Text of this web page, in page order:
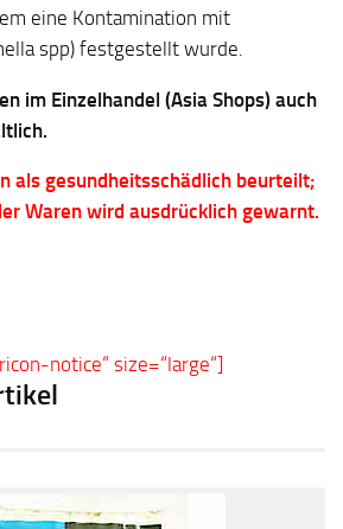
eine Kontamination mit
spp) festgestellt wurde.
im Einzelhandel (Asia Shops) auch
als gesundheitsschädlich beurteilt;
Waren wird ausdrücklich gewarnt.
notice“ size=“large“]